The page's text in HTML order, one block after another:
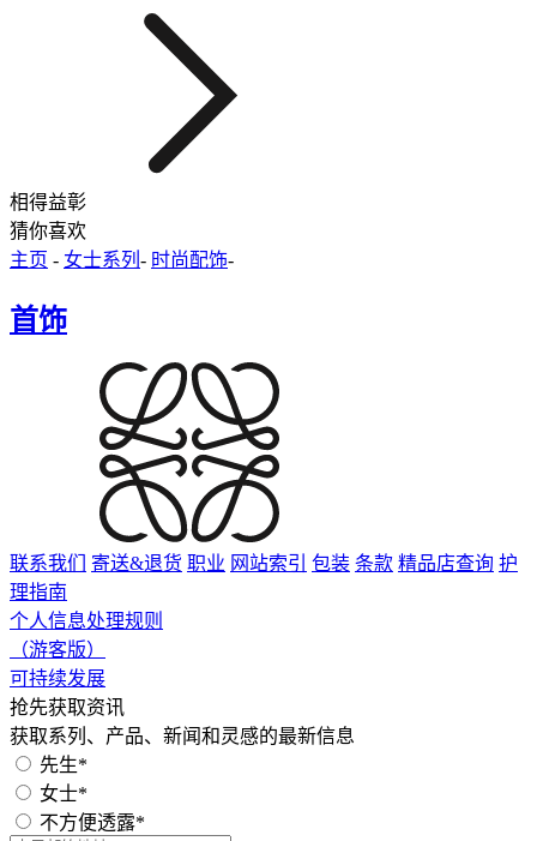
相得益彰
猜你喜欢
主页 - 女士系列 - 时尚配饰-
首饰
联系我们 寄送&退货 职业 网站索引 包装 条款 精品店查询 护
理指南
个人信息处理规则
（游客版）
可持续发展
抢先获取资讯
获取系列、产品、新闻和灵感的最新信息
先生*
女士*
不方便透露*